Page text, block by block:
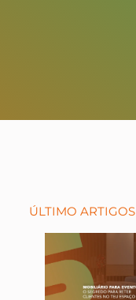
ÚLTIMO ARTIGOS